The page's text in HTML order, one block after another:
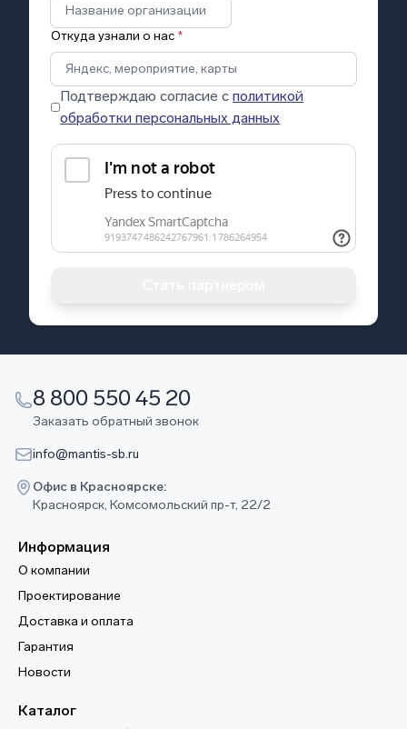
Откуда узнали о нас *
Подтверждаю согласие сполитикой
обработки персональных данных
8 800 550 45 20
Заказать обратный звонок
info@mantis-sb.ru
Офис в Красноярске:
Красноярск, Комсомольский пр-т, 22/2
Информация
О компании
Проектирование
Доставка и оплата
Гарантия
Новости
Каталог